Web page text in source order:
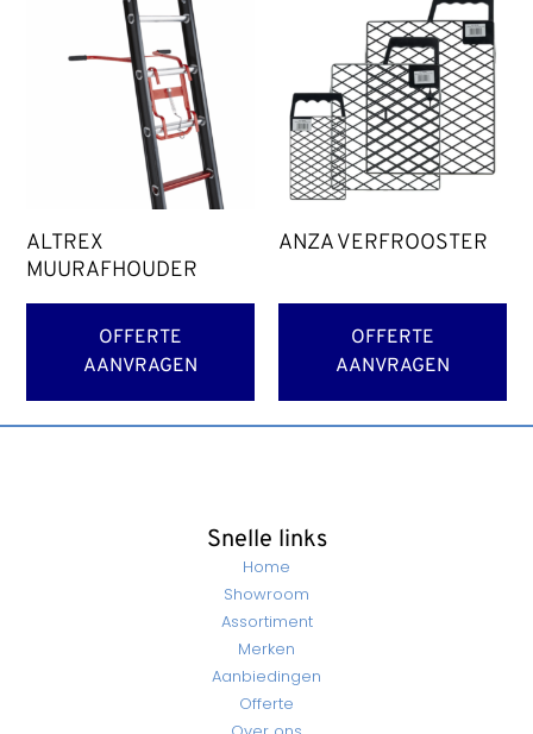
ALTREX
MUURAFHOUDER
OFFERTE
AANVRAGEN
ANZA VERFROOSTER
OFFERTE
AANVRAGEN
Snelle links
Home
Showroom
Assortiment
Merken
Aanbiedingen
Offerte